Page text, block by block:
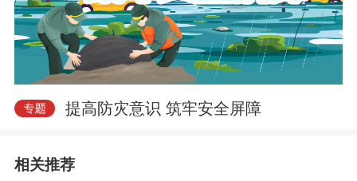
提高防灾意识 筑牢安全屏障
相关推荐